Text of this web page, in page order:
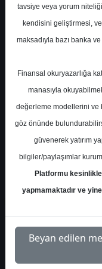
Karsan
S.No Dosya Adı
1
icbc-
raporu-
tavsiye veya yorum
kendisini geliştirmesi, ve
maksadıyla bazı banka ve
Finansal okuryazarlığa
manasıyla
değerleme modellerini ve
göz önünde
güvenerek yatırım
bilgiler/paylaşımlar
Platformu
yapmamaktadır ve
Beyan edilen